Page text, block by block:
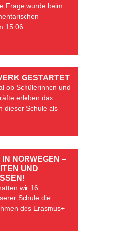
Frage wurde beim
15.06.
GESTARTET
ob Schülerinnen und
erleben das
dieser Schule als
IN NORWEGEN –
UND
wir 16
Schule die
des Erasmus+